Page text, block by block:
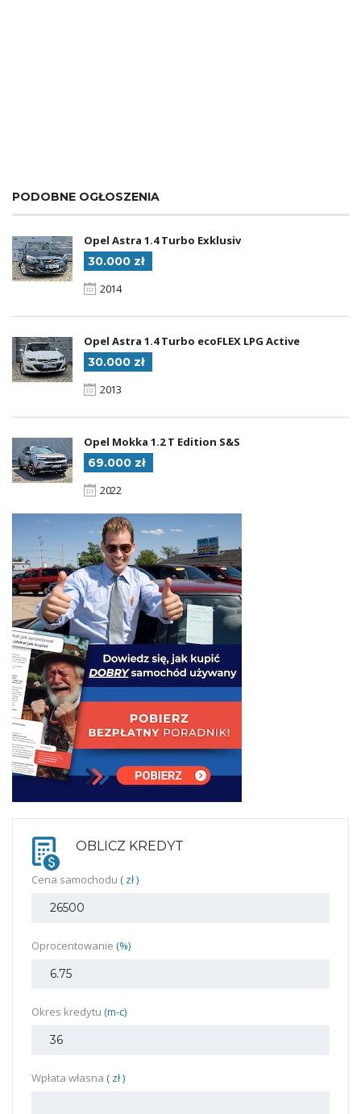
PODOBNE OGŁOSZENIA
Opel Astra 1.4 Turbo Exklusiv
30.000 zł
2014
Opel Astra 1.4 Turbo ecoFLEX LPG Active
30.000 zł
2013
Opel Mokka 1.2 T Edition S&S
69.000 zł
2022
OBLICZ KREDYT
Cena samochodu ( zł )
Oprocentowanie (%)
Okres kredytu (m-c)
Wpłata własna ( zł )